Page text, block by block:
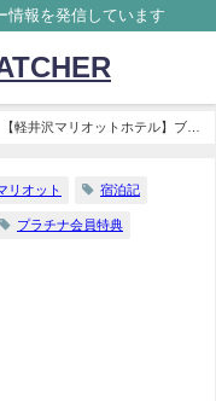
情報を発信しています
【軽井沢マリオットホテル】ブロ
リオット 宿泊記
プラチナ会員特典